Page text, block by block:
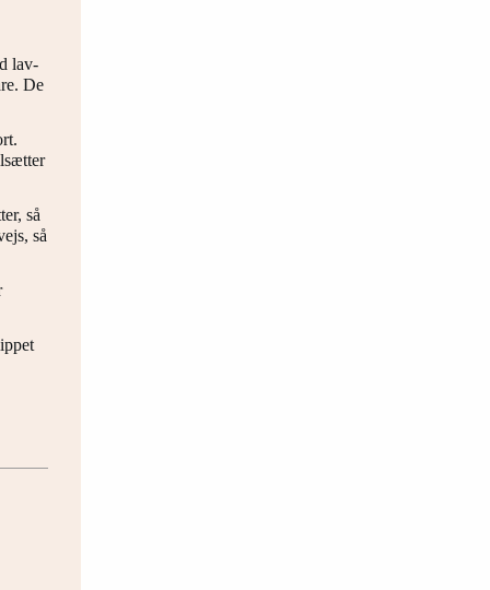
lav-
De
så
så